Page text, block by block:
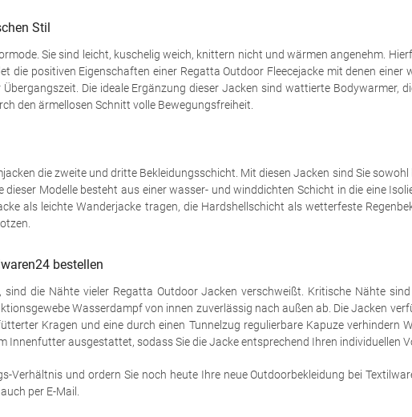
Stil
Sie sind leicht, kuschelig weich, knittern nicht und wärmen angenehm.
die positiven Eigenschaften einer Regatta Outdoor Fleecejacke mit denen
Die ideale Ergänzung dieser Jacken sind wattierte Bodywarmer,
den ärmellosen Schnitt volle Bewegungsfreiheit.
die zweite und dritte Bekleidungsschicht. Mit diesen Jacken sind Sie
Modelle besteht aus einer wasser- und winddichten Schicht in die eine
als leichte Wanderjacke tragen, die Hardshellschicht als wetterfeste
bestellen
die Nähte vieler Regatta Outdoor Jacken verschweißt. Kritische Nähte
Wasserdampf von innen zuverlässig nach außen ab. Die Jacken
Kragen und eine durch einen Tunnelzug regulierbare Kapuze verhindern
Innenfutter ausgestattet, sodass Sie die Jacke entsprechend Ihren individuellen
Verhältnis und ordern Sie noch heute Ihre neue Outdoorbekleidung bei
per E-Mail.